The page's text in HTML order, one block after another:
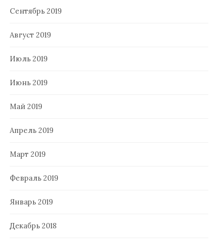
Сентябрь 2019
Август 2019
Июль 2019
Июнь 2019
Май 2019
Апрель 2019
Март 2019
Февраль 2019
Январь 2019
Декабрь 2018